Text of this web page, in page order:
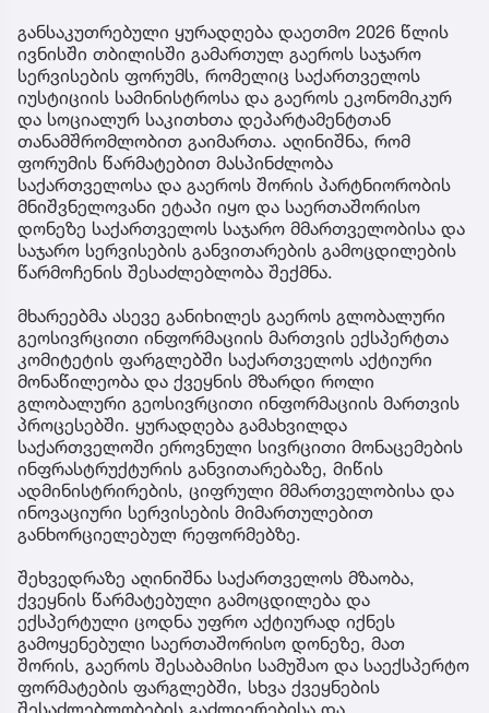
განსაკუთრებული ყურადღება დაეთმო 2026 წლის
ივნისში თბილისში გამართულ გაეროს საჯარო
სერვისების ფორუმს, რომელიც საქართველოს
იუსტიციის სამინისტროსა და გაეროს ეკონომიკურ
და სოციალურ საკითხთა დეპარტამენტთან
თანამშრომლობით გაიმართა. აღინიშნა, რომ
ფორუმის წარმატებით მასპინძლობა
საქართველოსა და გაეროს შორის პარტნიორობის
მნიშვნელოვანი ეტაპი იყო და საერთაშორისო
დონეზე საქართველოს საჯარო მმართველობისა და
საჯარო სერვისების განვითარების გამოცდილების
წარმოჩენის შესაძლებლობა შექმნა.
მხარეებმა ასევე განიხილეს გაეროს გლობალური
გეოსივრცითი ინფორმაციის მართვის ექსპერტთა
კომიტეტის ფარგლებში საქართველოს აქტიური
მონაწილეობა და ქვეყნის მზარდი როლი
გლობალური გეოსივრცითი ინფორმაციის მართვის
პროცესებში. ყურადღება გამახვილდა
საქართველოში ეროვნული სივრცითი მონაცემების
ინფრასტრუქტურის განვითარებაზე, მიწის
ადმინისტრირების, ციფრული მმართველობისა და
ინოვაციური სერვისების მიმართულებით
განხორციელებულ რეფორმებზე.
შეხვედრაზე აღინიშნა საქართველოს მზაობა,
ქვეყნის წარმატებული გამოცდილება და
ექსპერტული ცოდნა უფრო აქტიურად იქნეს
გამოყენებული საერთაშორისო დონეზე, მათ
შორის, გაეროს შესაბამისი სამუშაო და საექსპერტო
ფორმატების ფარგლებში, სხვა ქვეყნების
შესაძლებლობების გაძლიერებისა და